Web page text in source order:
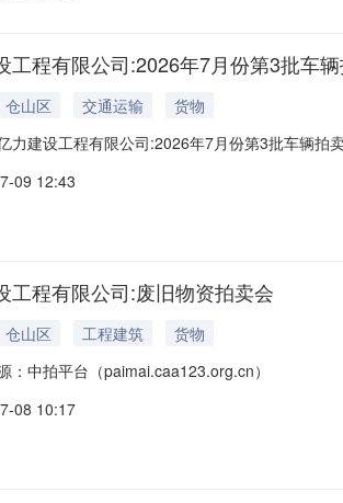
工程有限公司:2026年7月份第3批车
仓山区 交通运输
货物
力建设工程有限公司:2026年7月份第3批车辆
公司综合服务中心1辆车(参考价6.62万元)；包
09 12:43
工程有限公司:废旧物资拍卖会
仓山区 工程建筑
货物
：中拍平台（paimai.caa123.org.cn）
08 10:17